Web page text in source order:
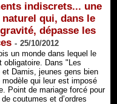
indiscrets... une
qui, dans le
dépasse les
- 25/10/2012
un monde dans lequel le
obligatoire. Dans "Les
Damis, jeunes gens bien
qui leur est imposé
Point de mariage forcé pour
coutumes et d’ordres